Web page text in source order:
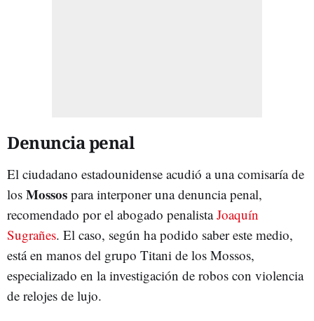
Denuncia penal
El ciudadano estadounidense acudió a una comisaría de
los Mossos para interponer una denuncia penal,
recomendado por el abogado penalistaJoaquín
Sugrañes. El caso, según ha podido saber este medio,
está en manos del grupo Titani de los Mossos,
especializado en la investigación de robos con violencia
de relojes de lujo.